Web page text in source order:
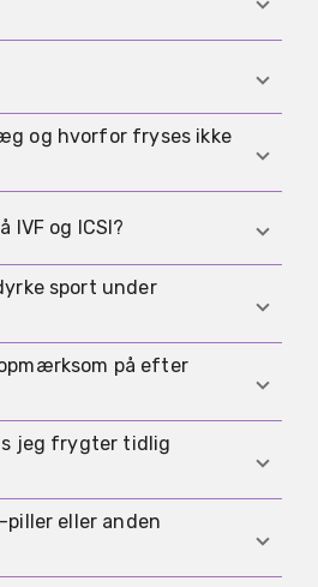
og god opfølgning.
der være andre
en grov indikator for
hjælpe med at vurdere
og hvorfor fryses ikke
er modne. Laboratoriet
IVF og ICSI?
sædceller i laboratoriet.
ind i ægget.
sport under
Hård træning frarådes
på efter
stærke smerter, åndenød,
vedvarende opkast.
jeg frygter tidlig
være relevant. Læs mere:
eller anden